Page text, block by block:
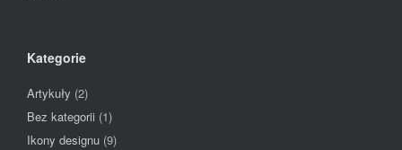
Kategorie
Artykuły (2)
Bez kategorii (1)
Ikony designu (9)